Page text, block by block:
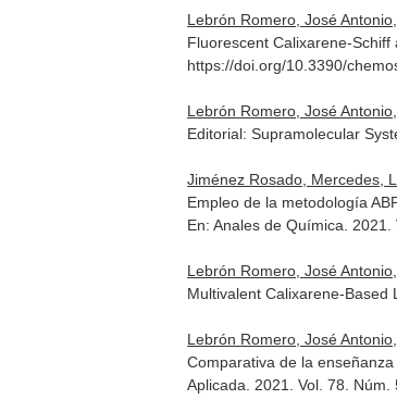
Lebrón Romero, José
Fluorescent Calixarene-Schiff
https://doi.org/10.3390/
Lebrón Romero, José
Editorial: Supramolecular
Jiménez Rosado, Mercedes,
Empleo de la metodología
En: Anales de Química .
Lebrón Romero, José
Multivalent Calixarene-Based
Lebrón Romero, José
Comparativa de la
Aplicada . 2021. Vol. 78.